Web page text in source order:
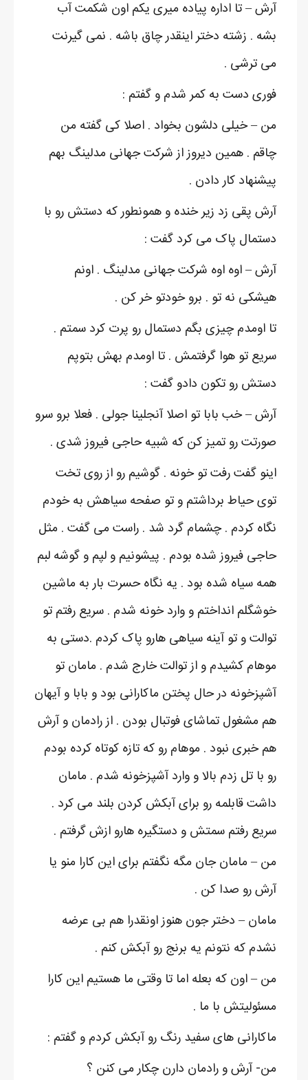
آرش – تا اداره پیاده میری یکم اون شکمت آب
بشه . زشته دختر اینقدر چاق باشه . نمی گیرنت
می ترشی .
فوری دست به کمر شدم و گفتم :
من – خیلی دلشون بخواد . اصلا کی گفته من
چاقم . همین دیروز از شرکت جهانی مدلینگ بهم
پیشنهاد کار دادن .
آرش پقی زد زیر خنده و همونطور که دستش رو با
دستمال پاک می کرد گفت :
آرش – اوه اوه شرکت جهانی مدلینگ . اونم
هیشکی نه تو . برو خودتو خر کن .
تا اومدم چیزی بگم دستمال رو پرت کرد سمتم .
سریع تو هوا گرفتمش . تا اومدم بهش بتوپم
دستش رو تکون دادو گفت :
آرش – خب بابا تو اصلا آنجلینا جولی . فعلا برو سرو
صورتت رو تمیز کن که شبیه حاجی فیروز شدی .
اینو گفت رفت تو خونه . گوشیم رو از روی تخت
توی حیاط برداشتم و تو صفحه سیاهش به خودم
نگاه کردم . چشمام گرد شد . راست می گفت . مثل
حاجی فیروز شده بودم . پیشونیم و لپم و گوشه لبم
همه سیاه شده بود . یه نگاه حسرت بار به ماشین
خوشگلم انداختم و وارد خونه شدم . سریع رفتم تو
توالت و تو آینه سیاهی هارو پاک کردم .دستی به
موهام کشیدم و از توالت خارج شدم . مامان تو
آشپزخونه در حال پختن ماکارانی بود و بابا و آیهان
هم مشغول تماشای فوتبال بودن . از رادمان و آرش
هم خبری نبود . موهام رو که تازه کوتاه کرده بودم
رو با تل زدم بالا و وارد آشپزخونه شدم . مامان
داشت قابلمه رو برای آبکش کردن بلند می کرد .
سریع رفتم سمتش و دستگیره هارو ازش گرفتم .
من – مامان جان مگه نگفتم برای این کارا منو یا
آرش رو صدا کن .
مامان – دختر جون هنوز اونقدرا هم بی عرضه
نشدم که نتونم یه برنج رو آبکش کنم .
من – اون که بعله اما تا وقتی ما هستیم این کارا
مسئولیتش با ما .
ماکارانی های سفید رنگ رو آبکش کردم و گفتم :
من- آرش و رادمان دارن چکار می کنن ؟